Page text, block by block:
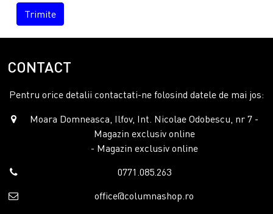
Trimite
CONTACT
Pentru orice detalii contactati-ne folosind datele de mai jos:
Moara Domneasca, Ilfov, Int. Nicolae Odobescu, nr 7 -
Magazin exclusiv online
- Magazin exclusiv online
0771.085.263
office@columnashop.ro